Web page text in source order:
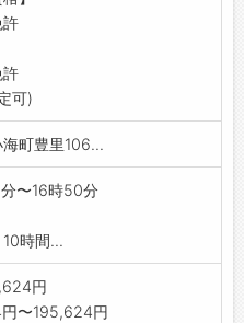
で4日間の業務研修があり
し
許
許
可)
町豊里106...
〜16時50分
時間...
円
〜195,624円